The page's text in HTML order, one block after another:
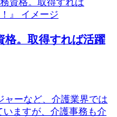
格。取得すれば活躍
ャーなど、介護業界では
いますが、介護事務も介